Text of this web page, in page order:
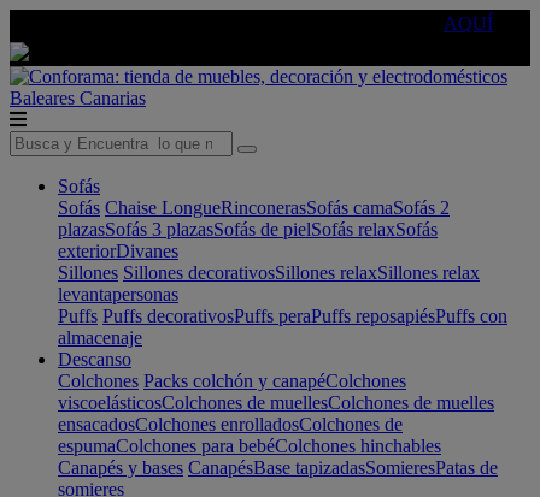
AQUÍ
Baleares Canarias
Sofás
Sofás Chaise LongueRinconerasSofás camaSofás 2
plazasSofás 3 plazasSofás de pielSofás relaxSofás
exteriorDivanes
Sillones Sillones decorativosSillones relaxSillones relax
levantapersonas
Puffs Puffs decorativosPuffs peraPuffs reposapiésPuffs con
almacenaje
Descanso
Colchones Packs colchón y canapéColchones
viscoelásticosColchones de muellesColchones de muelles
ensacadosColchones enrolladosColchones de
espumaColchones para bebéColchones hinchables
Canapés y bases CanapésBase tapizadasSomieresPatas de
somieres